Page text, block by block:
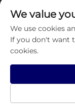
ကျွန်ုပ်တို့၏အပတ်စဉ်
We value
We use cookies
If you don't want
cookies.